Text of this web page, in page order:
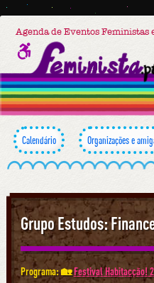
Agenda de Eventos Feministas
Calendário Organizações e
Grupo Estudos:
Programa: 🏡Festival Habitacção!